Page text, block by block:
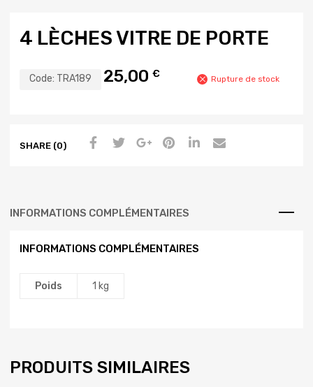
4 LÈCHES VITRE DE PORTE
Code: TRA189 25,00 € Rupture de stock
SHARE (0)
INFORMATIONS COMPLÉMENTAIRES
INFORMATIONS COMPLÉMENTAIRES
Poids 1 kg
PRODUITS SIMILAIRES